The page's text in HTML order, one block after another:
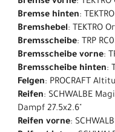
Bremse hinten:
Bremshebel: TEKTRO
Bremsscheibe: TRP
Bremsscheibe vorne:
Bremsscheibe hinten:
Felgen: PROCRAFT
Reifen: SCHWALBE
Dampf 27.5x2.6"
Reifen vorne: